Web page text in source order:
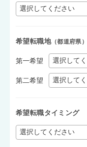
希望転職地（都道府県）
第一希望
第二希望
希望転職タイミング